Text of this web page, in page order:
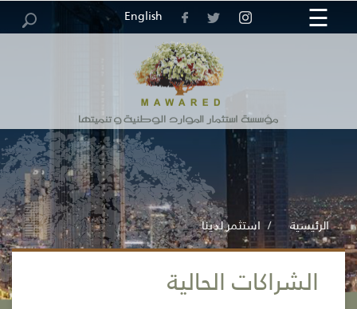
English ×
المؤسسة
☰
الرئيسية استثمر لدينا
الشراكات الحالية